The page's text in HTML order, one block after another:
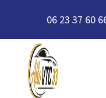
06 23 37 60